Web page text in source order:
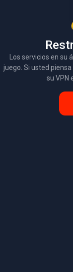
Los servicios en su
juego. Si usted
su VPN